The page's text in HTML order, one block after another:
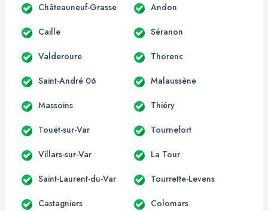
Châteauneuf-Grasse Andon
Caille Séranon
Valderoure Thorenc
Saint-André 06 Malaussène
Massoins Thiéry
Touët-sur-Var Tournefort
Villars-sur-Var La Tour
Saint-Laurent-du-Var Tourrette-Levens
Castagniers Colomars